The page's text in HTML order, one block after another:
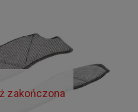
zakończona